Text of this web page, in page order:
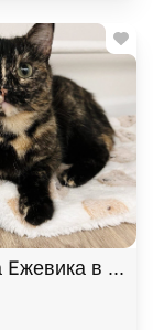
Ежевика в